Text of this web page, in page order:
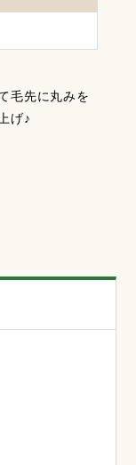
毛先に丸みを
げ♪